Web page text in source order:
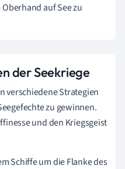
auf See zu
der Seekriege
verschiedene Strategien
zu gewinnen.
und den Kriegsgeist
Schiffe um die Flanke des